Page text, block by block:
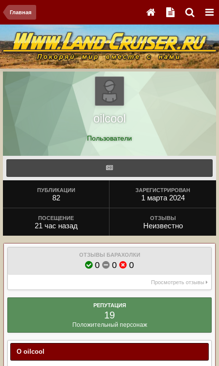
Главная
oilcool
Пользователи
ПУБЛИКАЦИИ
82
ЗАРЕГИСТРИРОВАН
1 марта 2024
ПОСЕЩЕНИЕ
21 час назад
ОТЗЫВЫ
Неизвестно
ОТЗЫВЫ БАРАХОЛКИ
0 0 0
Просмотреть отзывы
РЕПУТАЦИЯ
19
Положительный персонаж
О oilcool